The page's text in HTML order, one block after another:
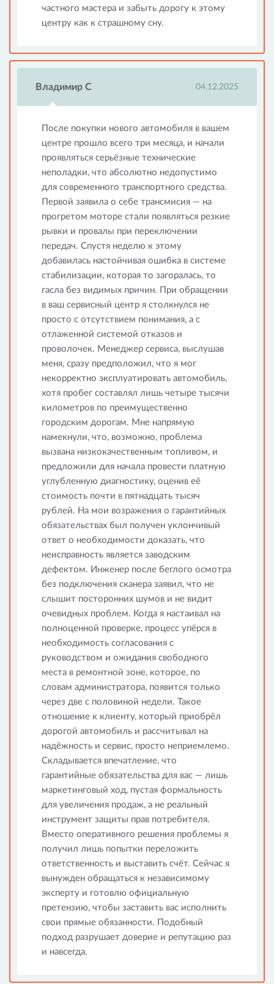
частного мастера и забыть дорогу к этому
центру как к страшному сну.
Владимир С 04.12.2025
После покупки нового автомобиля в вашем
центре прошло всего три месяца, и начали
проявляться серьёзные технические
неполадки, что абсолютно недопустимо
для современного транспортного средства.
Первой заявила о себе трансмисия — на
прогретом моторе стали появляться резкие
рывки и провалы при переключении
передач. Спустя неделю к этому
добавилась настойчивая ошибка в системе
стабилизации, которая то загоралась, то
гасла без видимых причин. При обращении
в ваш сервисный центр я столкнулся не
просто с отсутствием понимания, а с
отлаженной системой отказов и
проволочек. Менеджер сервиса, выслушав
меня, сразу предположил, что я мог
некорректно эксплуатировать автомобиль,
хотя пробег составлял лишь четыре тысячи
километров по преимущественно
городским дорогам. Мне напрямую
намекнули, что, возможно, проблема
вызвана низкокачественным топливом, и
предложили для начала провести платную
углубленную диагностику, оценив её
стоимость почти в пятнадцать тысяч
рублей. На мои возражения о гарантийных
обязательствах был получен уклончивый
ответ о необходимости доказать, что
неисправность является заводским
дефектом. Инженер после беглого осмотра
без подключения сканера заявил, что не
слышит посторонних шумов и не видит
очевидных проблем. Когда я настаивал на
полноценной проверке, процесс упёрся в
необходимость согласования с
руководством и ожидания свободного
места в ремонтной зоне, которое, по
словам администратора, появится только
через две с половиной недели. Такое
отношение к клиенту, который приобрёл
дорогой автомобиль и рассчитывал на
надёжность и сервис, просто неприемлемо.
Складывается впечатление, что
гарантийные обязательства для вас — лишь
маркетинговый ход, пустая формальность
для увеличения продаж, а не реальный
инструмент защиты прав потребителя.
Вместо оперативного решения проблемы я
получил лишь попытки переложить
ответственность и выставить счёт. Сейчас я
вынужден обращаться к независимому
эксперту и готовлю официальную
претензию, чтобы заставить вас исполнить
свои прямые обязанности. Подобный
подход разрушает доверие и репутацию раз
и навсегда.